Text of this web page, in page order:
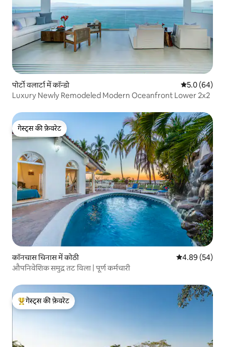
पोर्टो वलार्टा में कॉन्डो औसत रेटिंग 5 में
5.0 (64)
Luxury Newly Remodeled Modern Oceanfront Lower 2x2
गेस्ट्स की फ़ेवरेट
गेस्ट्स की फ़ेवरेट
कॉनचास चिनास में कोठी औसत रेटिंग 5 में
4.89 (54)
औपनिवेशिक समुद्र तट विला | पूर्ण कर्मचारी
गेस्ट्स का टॉप फ़ेवरेट
गेस्ट्स की फ़ेवरेट